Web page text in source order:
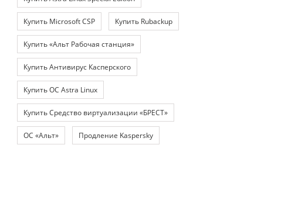
Купить Microsoft CSP Купить Rubackup
Купить «Альт Рабочая станция»
Купить Антивирус Касперского
Купить ОС Astra Linux
Купить Средство виртуализации «БРЕСТ»
ОС «Альт» Продление Kaspersky